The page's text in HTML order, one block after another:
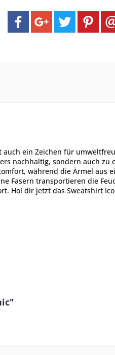
ein Zeichen für
nachhaltig, sondern auch zu
während die Ärmel aus
Fasern transportieren die
Hol dir jetzt das Sweatshirt